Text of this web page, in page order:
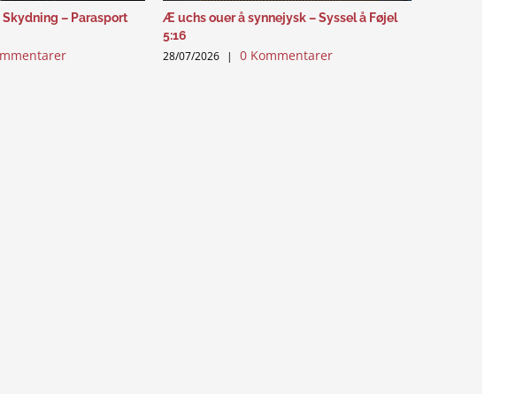
– Parasport
Æ uchs ouer å synnejysk – Syssel å Føjel
5:16
28/07/2026 | 0 Kommentarer